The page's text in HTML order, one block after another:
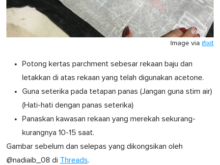
Image via ifixit
Potong kertas parchment sebesar rekaan baju dan
letakkan di atas rekaan yang telah digunakan acetone.
Guna seterika pada tetapan panas (Jangan guna stim air)
(Hati-hati dengan panas seterika)
Panaskan kawasan rekaan yang merekah sekurang-
kurangnya 10-15 saat.
Gambar sebelum dan selepas yang dikongsikan oleh
@nadiaib_08 di Threads.